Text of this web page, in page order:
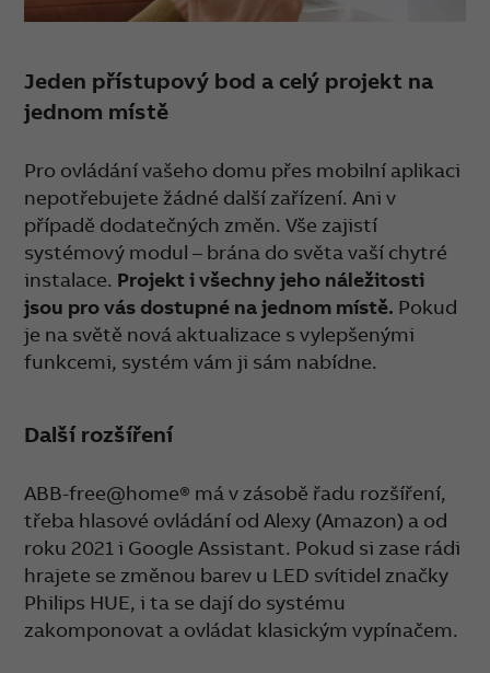
Jeden přístupový bod a celý projekt na
jednom místě
Pro ovládání vašeho domu přes mobilní aplikaci
nepotřebujete žádné další zařízení. Ani v
případě dodatečných změn. Vše zajistí
systémový modul – brána do světa vaší chytré
instalace. Projekt i všechny jeho náležitosti
jsou pro vás dostupné na jednom místě. Pokud
je na světě nová aktualizace s vylepšenými
funkcemi, systém vám ji sám nabídne.
Další rozšíření
ABB-free@home® má v zásobě řadu rozšíření,
třeba hlasové ovládání od Alexy (Amazon) a od
roku 2021 i Google Assistant. Pokud si zase rádi
hrajete se změnou barev u LED svítidel značky
Philips HUE, i ta se dají do systému
zakomponovat a ovládat klasickým vypínačem.